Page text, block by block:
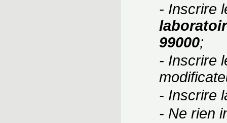
- Inscrire
99000;
- Inscrire
- Inscrire
- Ne rien